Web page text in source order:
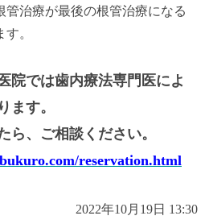
管治療が最後の根管治療になる
。
院では歯内療法専門医によ
ます。
ら、ご相談ください。
reservation.html
2022年10月19日 13:30